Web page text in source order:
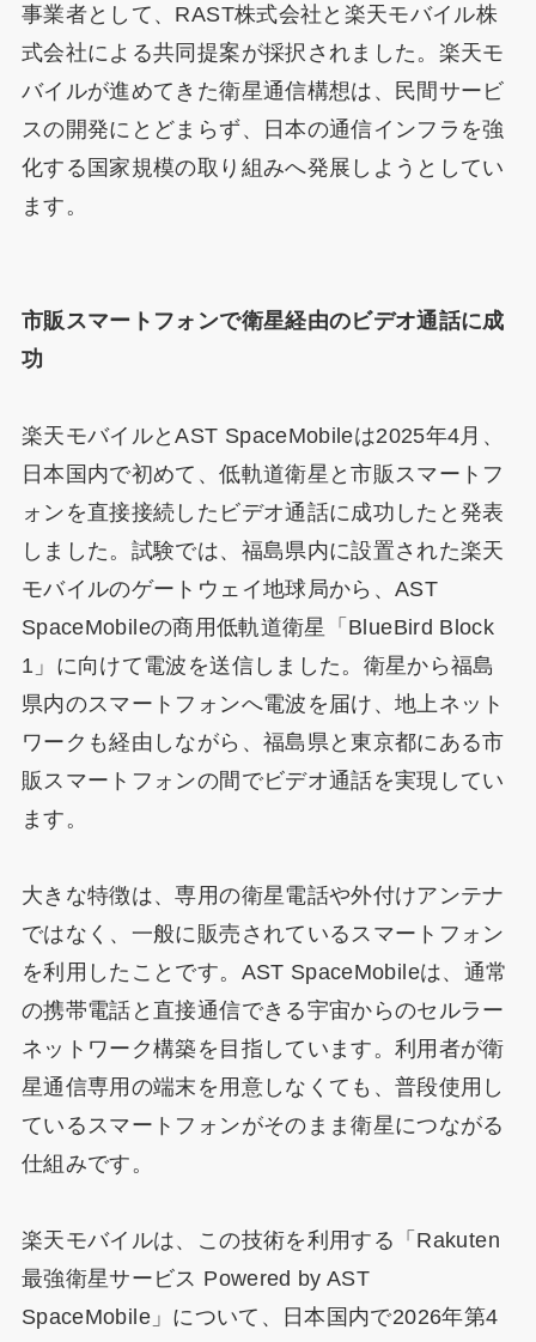
事業者として、RAST株式会社と楽天モバイル株
式会社による共同提案が採択されました。楽天モ
バイルが進めてきた衛星通信構想は、民間サービ
スの開発にとどまらず、日本の通信インフラを強
化する国家規模の取り組みへ発展しようとしてい
ます。
市販スマートフォンで衛星経由のビデオ通話に成
功
楽天モバイルとAST SpaceMobileは2025年4月、
日本国内で初めて、低軌道衛星と市販スマートフ
ォンを直接接続したビデオ通話に成功したと発表
しました。試験では、福島県内に設置された楽天
モバイルのゲートウェイ地球局から、AST
SpaceMobileの商用低軌道衛星「BlueBird Block
1」に向けて電波を送信しました。衛星から福島
県内のスマートフォンへ電波を届け、地上ネット
ワークも経由しながら、福島県と東京都にある市
販スマートフォンの間でビデオ通話を実現してい
ます。
大きな特徴は、専用の衛星電話や外付けアンテナ
ではなく、一般に販売されているスマートフォン
を利用したことです。AST SpaceMobileは、通常
の携帯電話と直接通信できる宇宙からのセルラー
ネットワーク構築を目指しています。利用者が衛
星通信専用の端末を用意しなくても、普段使用し
ているスマートフォンがそのまま衛星につながる
仕組みです。
楽天モバイルは、この技術を利用する「Rakuten
最強衛星サービス Powered by AST
SpaceMobile」について、日本国内で2026年第4